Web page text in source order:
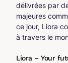
délivrées par
majeures
ce jour, Liora
à travers le
Liora – Your